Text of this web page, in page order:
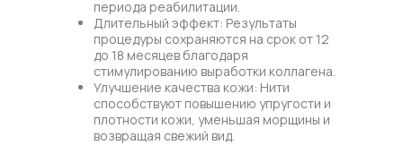
периода реабилитации.
Длительный эффект: Результаты
процедуры сохраняются на срок от 12
до 18 месяцев благодаря
стимулированию выработки коллагена.
Улучшение качества кожи: Нити
способствуют повышению упругости и
плотности кожи, уменьшая морщины и
возвращая свежий вид.